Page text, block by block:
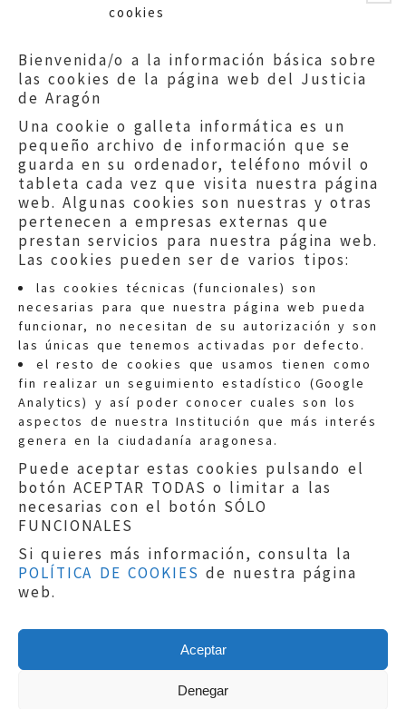
cookies
Bienvenida/o a la información básica sobre
las cookies de la página web del Justicia
de Aragón
Una cookie o galleta informática es un
pequeño archivo de información que se
guarda en su ordenador, teléfono móvil o
tableta cada vez que visita nuestra página
web. Algunas cookies son nuestras y otras
pertenecen a empresas externas que
prestan servicios para nuestra página web.
Las cookies pueden ser de varios tipos:
las cookies técnicas (funcionales) son
necesarias para que nuestra página web pueda
funcionar, no necesitan de su autorización y son
las únicas que tenemos activadas por defecto.
el resto de cookies que usamos tienen como
fin realizar un seguimiento estadístico (Google
Analytics) y así poder conocer cuales son los
aspectos de nuestra Institución que más interés
genera en la ciudadanía aragonesa.
Puede aceptar estas cookies pulsando el
botón ACEPTAR TODAS o limitar a las
necesarias con el botón SÓLO
FUNCIONALES
Si quieres más información, consulta la
POLÍTICA DE COOKIES de nuestra página
web.
Aceptar
Denegar
Quejas:quejas@eljusticiadearagon.es
Información general:
informacion@eljusticiadearagon.es
Teléfonos:900 210 210/
Aviso legal|Política de privacidad|
Protección de Datos
Política de cookies
Copyright © 2019El Justicia de Aragón|
Sephor Consulting